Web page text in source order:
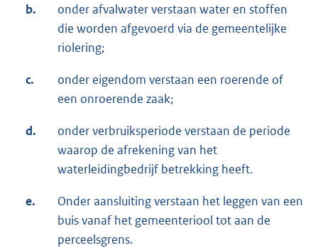
b.
onder afvalwater verstaan water en stoffen
die worden afgevoerd via de gemeentelijke
riolering;
c.
onder eigendom verstaan een roerende of
een onroerende zaak;
d.
onder verbruiksperiode verstaan de periode
waarop de afrekening van het
waterleidingbedrijf betrekking heeft.
e.
Onder aansluiting verstaan het leggen van een
buis vanaf het gemeenteriool tot aan de
perceelsgrens.